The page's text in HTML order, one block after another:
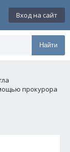
Вход на сайт
Найти
прокурора